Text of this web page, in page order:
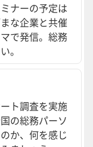
ナーの予定は
な企業と共催
で発信。総務
。
ト調査を実施
の総務パーソ
か、何を感じ